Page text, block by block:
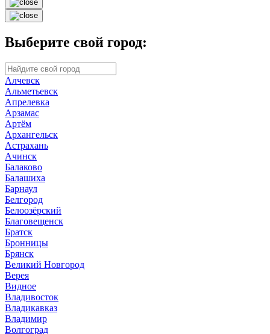
Выберите свой город:
Алчевск
Альметьевск
Апрелевка
Арзамас
Артём
Архангельск
Астрахань
Ачинск
Балаково
Балашиха
Барнаул
Белгород
Белоозёрский
Благовещенск
Братск
Бронницы
Брянск
Великий Новгород
Верея
Видное
Владивосток
Владикавказ
Владимир
Волгоград